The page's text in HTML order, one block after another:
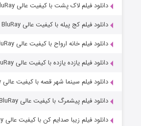
دانلود فیلم لاک پشت با کیفیت عالی BluRay
دانلود فیلم کج‌ پیله با کیفیت عالی BluRay
دانلود فیلم خانه ارواح با کیفیت عالی BluRay
دانلود فیلم یازده یازده با کیفیت عالی BluRay
دانلود فیلم سینما شهر قصه با کیفیت عالی BluRay
دانلود فیلم پیشمرگ با کیفیت عالی BluRay
دانلود فیلم زیبا صدایم کن با کیفیت عالی BluRay